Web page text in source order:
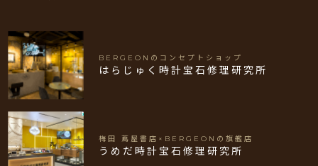
BERGEONのコンセプトショップ
はらじゅく時計宝石修理研究所
梅田 蔦屋書店×BERGEONの旗艦店
うめだ時計宝石修理研究所